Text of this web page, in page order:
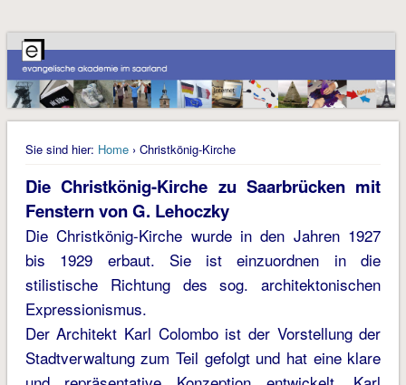
Sie sind hier: Home› Christkönig-Kirche
Die Christkönig-Kirche zu Saarbrücken mit
Fenstern von G. Lehoczky
Die Christkönig-Kirche wurde in den Jahren 1927
bis 1929 erbaut. Sie ist einzuordnen in die
stilistische Richtung des sog. architektonischen
Expressionismus.
Der Architekt Karl Colombo ist der Vorstellung der
Stadtverwaltung zum Teil gefolgt und hat eine klare